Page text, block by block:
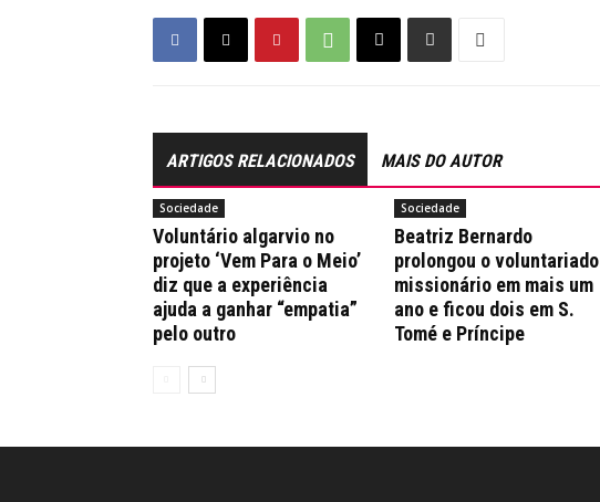
ARTIGOS RELACIONADOS MAIS DO AUTOR
Sociedade
Voluntário algarvio no
projeto ‘Vem Para o Meio’
diz que a experiência
ajuda a ganhar “empatia”
pelo outro
Sociedade
Beatriz Bernardo
prolongou o voluntariado
missionário em mais um
ano e ficou dois em S.
Tomé e Príncipe